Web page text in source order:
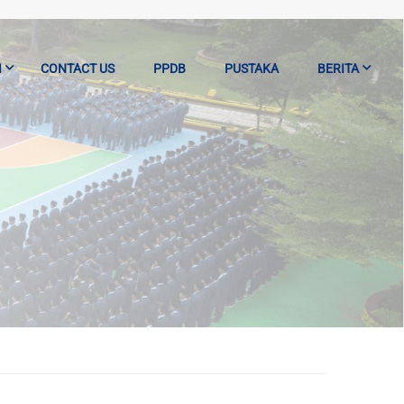
CONTACT US PPDB PUSTAKA BERITA